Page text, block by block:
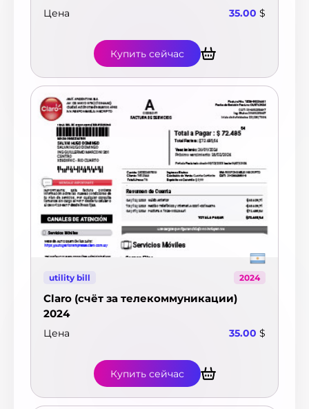
Цена 35.00 $
Купить сейчас
utility bill 2024
Claro (счёт за телекоммуникации)
2024
Цена 35.00 $
Купить сейчас